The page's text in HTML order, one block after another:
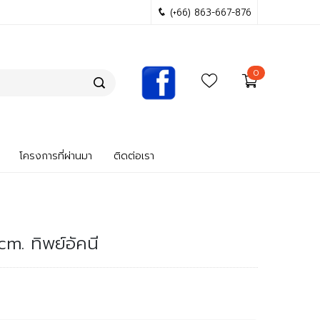
(+66) 863-667-876
0
โครงการที่ผ่านมา ติดต่อเรา
ทิพย์อัคนี